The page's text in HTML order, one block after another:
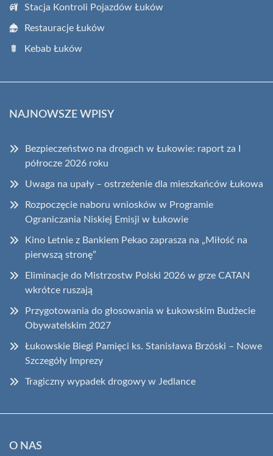
Stacja Kontroli Pojazdów Łuków
Restauracje Łuków
Kebab Łuków
NAJNOWSZE WPISY
Bezpieczeństwo na drogach w Łukowie: raport za I
półrocze 2026 roku
Uwaga na upały – ostrzeżenie dla mieszkańców Łukowa
Rozpoczęcie naboru wniosków w Programie
Ograniczania Niskiej Emisji w Łukowie
Kino Letnie z Bankiem Pekao zaprasza na „Miłość na
pierwszą stronę”
Eliminacje do Mistrzostw Polski 2026 w grze CATAN
wkrótce ruszają
Przygotowania do głosowania w Łukowskim Budżecie
Obywatelskim 2027
Łukowskie Biegi Pamięci ks. Stanisława Brzóski – Nowe
Szczegóły Imprezy
Tragiczny wypadek drogowy w Jedlance
O NAS